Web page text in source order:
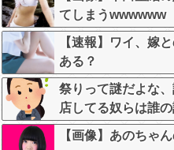
てしまうwwwwww
【速報】ワイ、嫁
ある？
祭りって謎だよな
店してる奴らは誰
【画像】あのちゃ